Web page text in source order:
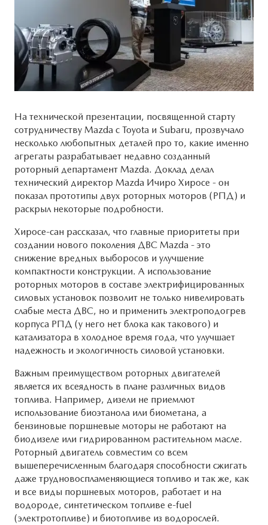
MAZDA CX-50
Руководства по эксплуатации
Cправочные руководства
ПРЕДЛОЖЕНИЯ ПО СЕРВИСУ
Новости
КОНТАКТЫ
ПРАВОВАЯ ИНФОРМАЦИЯ
На технической презентации, посвященной старту
сотрудничеству Mazda с Toyota и Subaru, прозвучало
несколько любопытных деталей про то, какие именно
агрегаты разрабатывает недавно созданный
роторный департамент Mazda. Доклад делал
технический директор Mazda Ичиро Хиросе - он
показал прототипы двух роторных моторов (РПД) и
раскрыл некоторые подробности.
Хиросе-сан рассказал, что главные приоритеты при
создании нового поколения ДВС Mazda - это
снижение вредных выборосов и улучшение
компактности конструкции. А использование
роторных моторов в составе электрифицированных
силовых установок позволит не только нивелировать
слабые места ДВС, но и применить электроподогрев
корпуса РПД (у него нет блока как такового) и
катализатора в холодное время года, что улучшает
надежность и экологичность силовой установки.
Важным преимуществом роторных двигателей
является их всеядность в плане различных видов
топлива. Например, дизели не приемлют
использование биоэтанола или биометана, а
бензиновые поршневые моторы не работают на
биодизеле или гидрированном растительном масле.
Роторный двигатель совместим со всем
вышеперечисленным благодаря способности сжигать
даже трудновоспламеняющиеся топливо и так же, как
и все виды поршневых моторов, работает и на
водороде, синтетическом топливе e-fuel
(электротопливе) и биотопливе из водорослей.